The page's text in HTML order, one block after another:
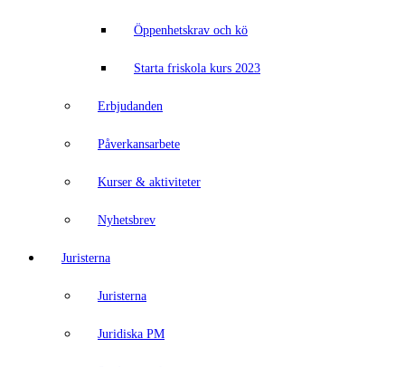
Öppenhetskrav och kö
Starta friskola kurs 2023
Erbjudanden
Påverkansarbete
Kurser & aktiviteter
Nyhetsbrev
Juristerna
Juristerna
Juridiska PM